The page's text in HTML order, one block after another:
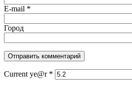
E-mail *
Город
Current ye@r *